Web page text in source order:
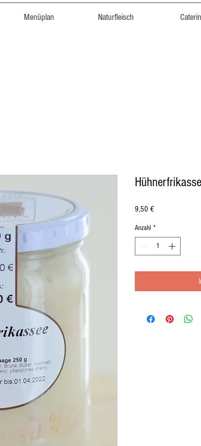
Menüplan Naturfleisch
9,50 €Preis
Anzahl *